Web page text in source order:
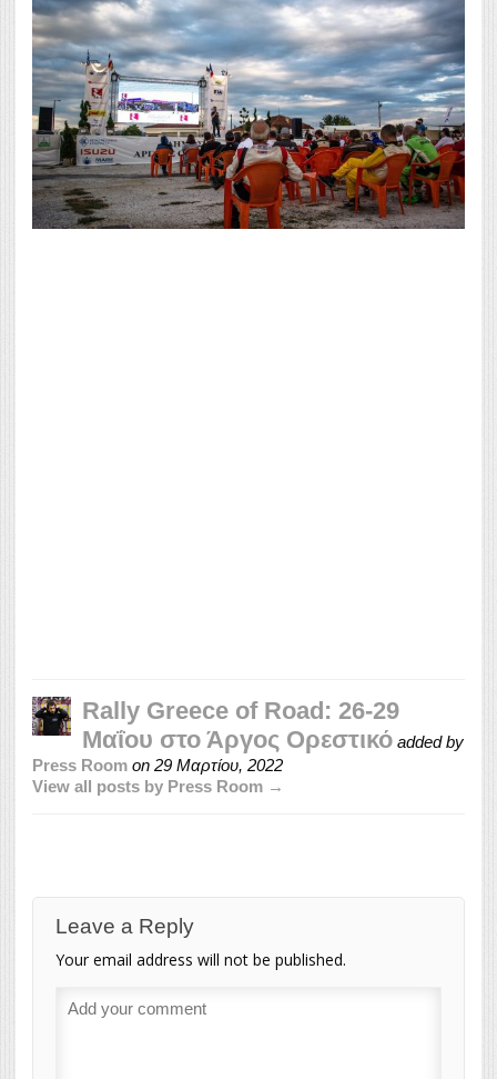
Rally Greece of Road: 26-29
Μαΐου στο Άργος Ορεστικό added by
Press Room on 29 Μαρτίου, 2022
View all posts by Press Room →
Leave a Reply
Your email address will not be published.